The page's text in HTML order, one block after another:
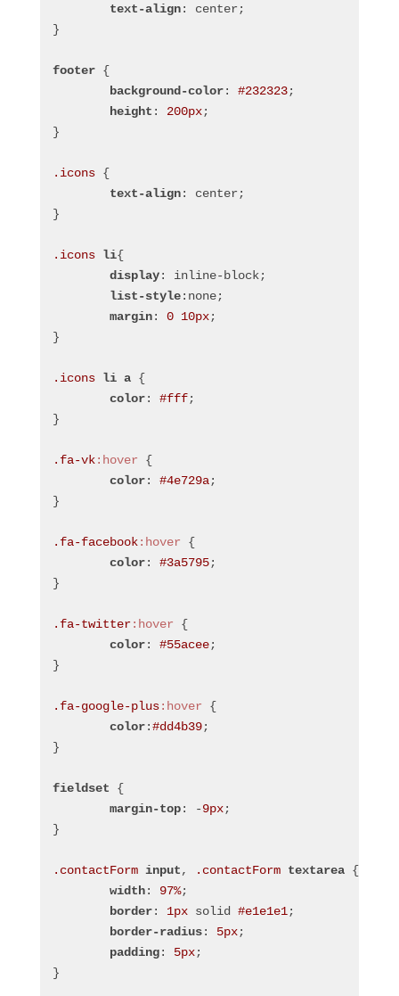
text-align: center;
}
footer {
background-color: #232323;
height : 200px;
}
.icons {
text-align: center;
}
.icons li{
display: inline-block;
list-style:none;
margin: 0 10px;
}
.icons li a {
color: #fff;
}
.fa-vk:hover {
color: #4e729a;
}
.fa-facebook:hover {
color: #3a5795;
}
.fa-twitter:hover {
color: #55acee;
}
.fa-google-plus:hover {
color:#dd4b39;
}
fieldset {
margin-top: -9px;
}
.contactForm input, .contactForm textarea {
width: 97%;
border: 1px solid #e1e1e1;
border-radius: 5px;
padding: 5px;
}